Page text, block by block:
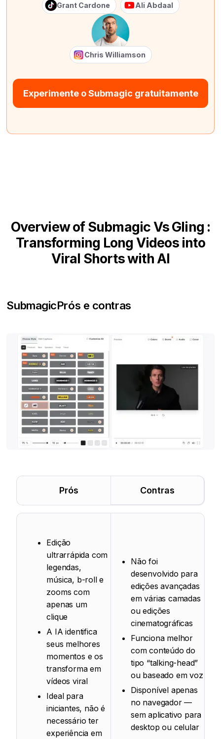
Grant Cardone Ali Abdaal
Chris Williamson
Experimente o Submagic gratuitamente
Overview of Submagic Vs Gling :
Transforming Long Videos into
Viral Shorts with AI
SubmagicPrós e contras
Prós Contras
Edição
ultrarrápida com
legendas,
música, b-roll e
zooms com
apenas um
clique
A IA identifica
seus melhores
momentos e os
transforma em
vídeos viral
Ideal para
iniciantes, não é
necessário ter
experiência em
Não foi
desenvolvido para
edições avançadas
em várias camadas
ou edições
cinematográficas
Funciona melhor
com conteúdo do
tipo “talking-head”
ou baseado em voz
Disponível apenas
no navegador —
sem aplicativo para
desktop ou celular